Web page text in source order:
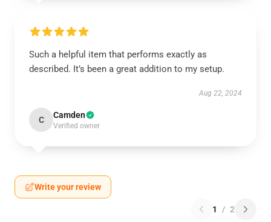
Such a helpful item that performs exactly as
described. It’s been a great addition to my setup.
Aug 22, 2024
C Camden
Verified owner
Write your review
1 / 2